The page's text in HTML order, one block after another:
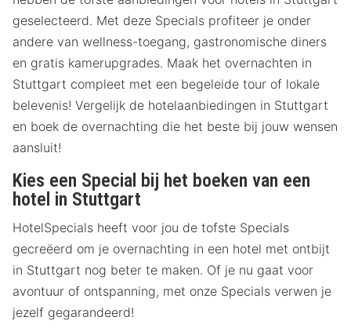
geselecteerd. Met deze Specials profiteer je onder
andere van wellness-toegang, gastronomische diners
en gratis kamerupgrades. Maak het overnachten in
Stuttgart compleet met een begeleide tour of lokale
belevenis! Vergelijk de hotelaanbiedingen in Stuttgart
en boek de overnachting die het beste bij jouw wensen
aansluit!
Kies een Special bij het boeken van een
hotel in Stuttgart
HotelSpecials heeft voor jou de tofste Specials
gecreëerd om je overnachting in een hotel met ontbijt
in Stuttgart nog beter te maken. Of je nu gaat voor
avontuur of ontspanning, met onze Specials verwen je
jezelf gegarandeerd!